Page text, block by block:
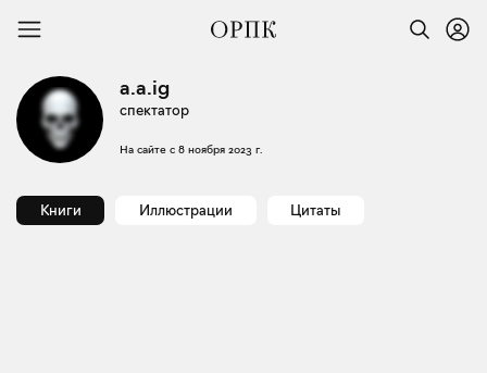
a.a.ig
спектатор
На сайте с 8 ноября 2023 г.
Книги Иллюстрации Цитаты